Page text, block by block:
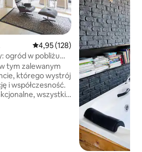
Średnia ocena: 4,95 na 5, liczba
4,95 (128)
ogród w pobliżu
tym zalewanym
którego wystrój
i współczesność.
wszystkie